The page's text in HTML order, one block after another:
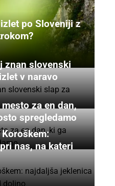
po Sloveniji z
znan slovenski
v naravo
za en dan,
spregledamo
nas, na kateri